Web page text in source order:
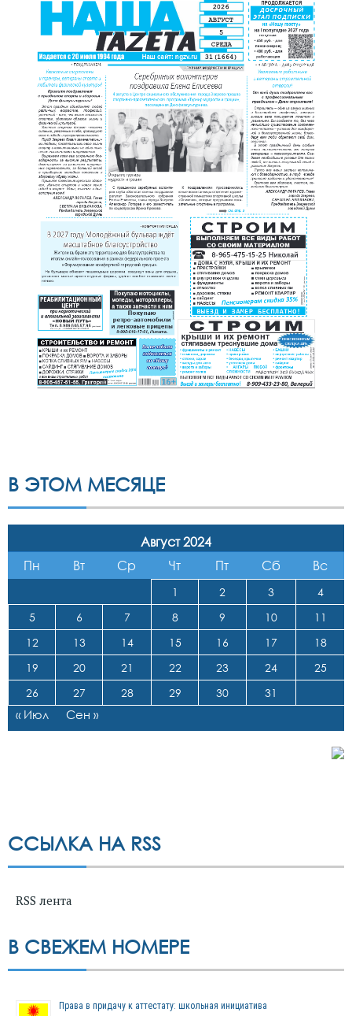
В ЭТОМ МЕСЯЦЕ
Август 2024
Пн
Вт Ср Чт Пт Сб Вс
1 2 3
4
5
6 7 8 9 10
11
12
13 14 15 16 17
18
19
20 21 22 23 24
25
26
27 28 29 30 31
« Июл Сен »
ССЫЛКА НА RSS
RSS лента
В СВЕЖЕМ НОМЕРЕ
Права в придачу к аттестату: школьная инициатива